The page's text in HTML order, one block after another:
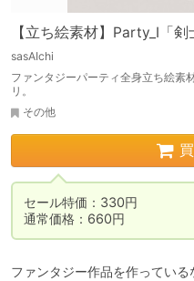
【立ち絵素材】Party_I「剣
sasAIchi
ファンタジーパーティ全身立ち絵素
リ。
その他
セール特価：330円
通常価格：660円
ファンタジー作品を作っている